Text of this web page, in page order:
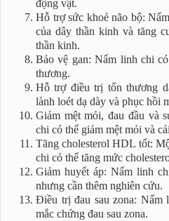
động vật.
Hỗ trợ sức khoẻ não bộ:
của dây thần kinh và tăng
thần kinh.
Bảo vệ gan: Nấm linh chi
thương.
Hỗ trợ điều trị tổn thương
lành loét dạ dày và phục hồi
Giảm mệt mỏi, đau đầu và
chi có thể giảm mệt mỏi và
Tăng cholesterol HDL tốt:
chi có thể tăng mức
Giảm huyết áp: Nấm linh
nhưng cần thêm nghiên cứu.
Điều trị đau sau zona: Nấm
mắc chứng đau sau zona.